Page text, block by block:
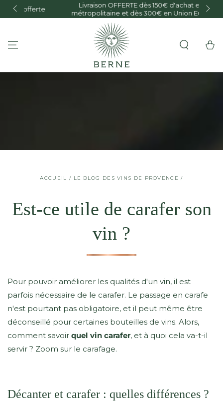
IGNORER LE
CONTENU
Livraison OFFERTE dès 150€ d'achat en France
métropolitaine et dès 300€ en Union Européenne
Panier
ACCUEIL / LE BLOG DES VINS DE PROVENCE /
Est-ce utile de carafer son
vin ?
Pour pouvoir améliorer les qualités d'un vin, il est
parfois nécessaire de le carafer. Le passage en carafe
n'est pourtant pas obligatoire, et il peut même être
déconseillé pour certaines bouteilles de vins. Alors,
comment savoir quel vin carafer, et à quoi cela va-t-il
servir ? Zoom sur le carafage.
Décanter et carafer : quelles différences ?